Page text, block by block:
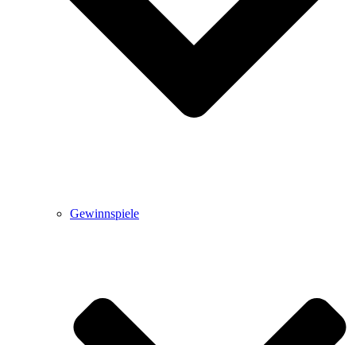
Gewinnspiele